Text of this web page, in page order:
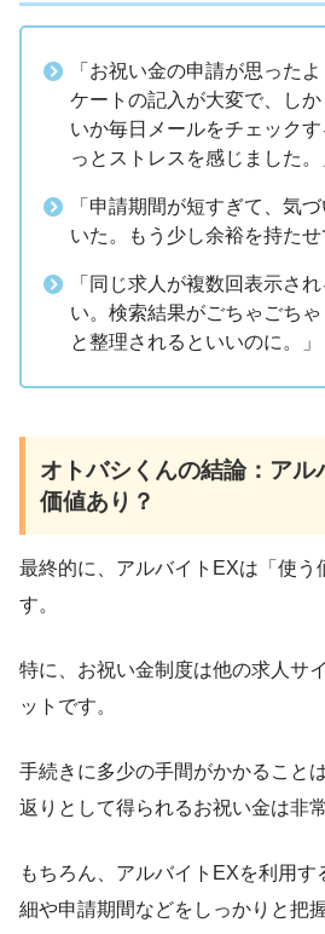
「お祝い金の申請が思った
ケートの記入が大変で、し
いか毎日メールをチェック
っとストレスを感じました。
「申請期間が短すぎて、気
いた。もう少し余裕を持たせ
「同じ求人が複数回表示さ
い。検索結果がごちゃごち
と整理されるといいのに。」
オトバシくんの結論：アル
価値あり？
最終的に、アルバイトEXは「使う
す。
特に、お祝い金制度は他の求人サ
ットです。
手続きに多少の手間がかかること
返りとして得られるお祝い金は非
もちろん、アルバイトEXを利用
細や申請期間などをしっかりと把